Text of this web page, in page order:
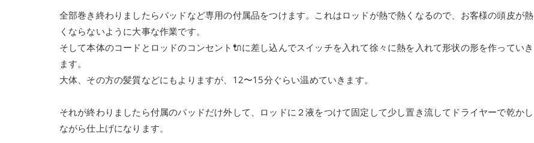
全部巻き終わりましたらパッドなど専用の付属品をつけます。これはロッドが熱で熱くなるので、お客様の頭皮が熱
くならないように大事な作業です。
そして本体のコードとロッドのコンセント🔌に差し込んでスイッチを入れて徐々に熱を入れて形状の形を作っていき
ます。
大体、その方の髪質などにもよりますが、12〜15分ぐらい温めていきます。
それが終わりましたら付属のパッドだけ外して、ロッドに２液をつけて固定して少し置き流してドライヤーで乾かし
ながら仕上げになります。